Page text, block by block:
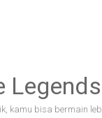
kamu bisa bermain